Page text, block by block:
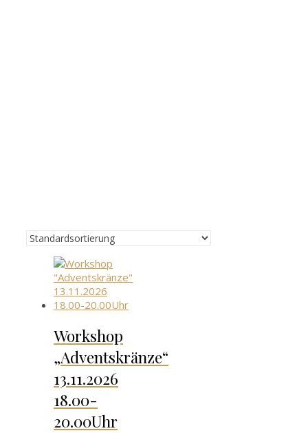
Workshop
„Adventskränze“
13.11.2026
18.00-
20.00Uhr